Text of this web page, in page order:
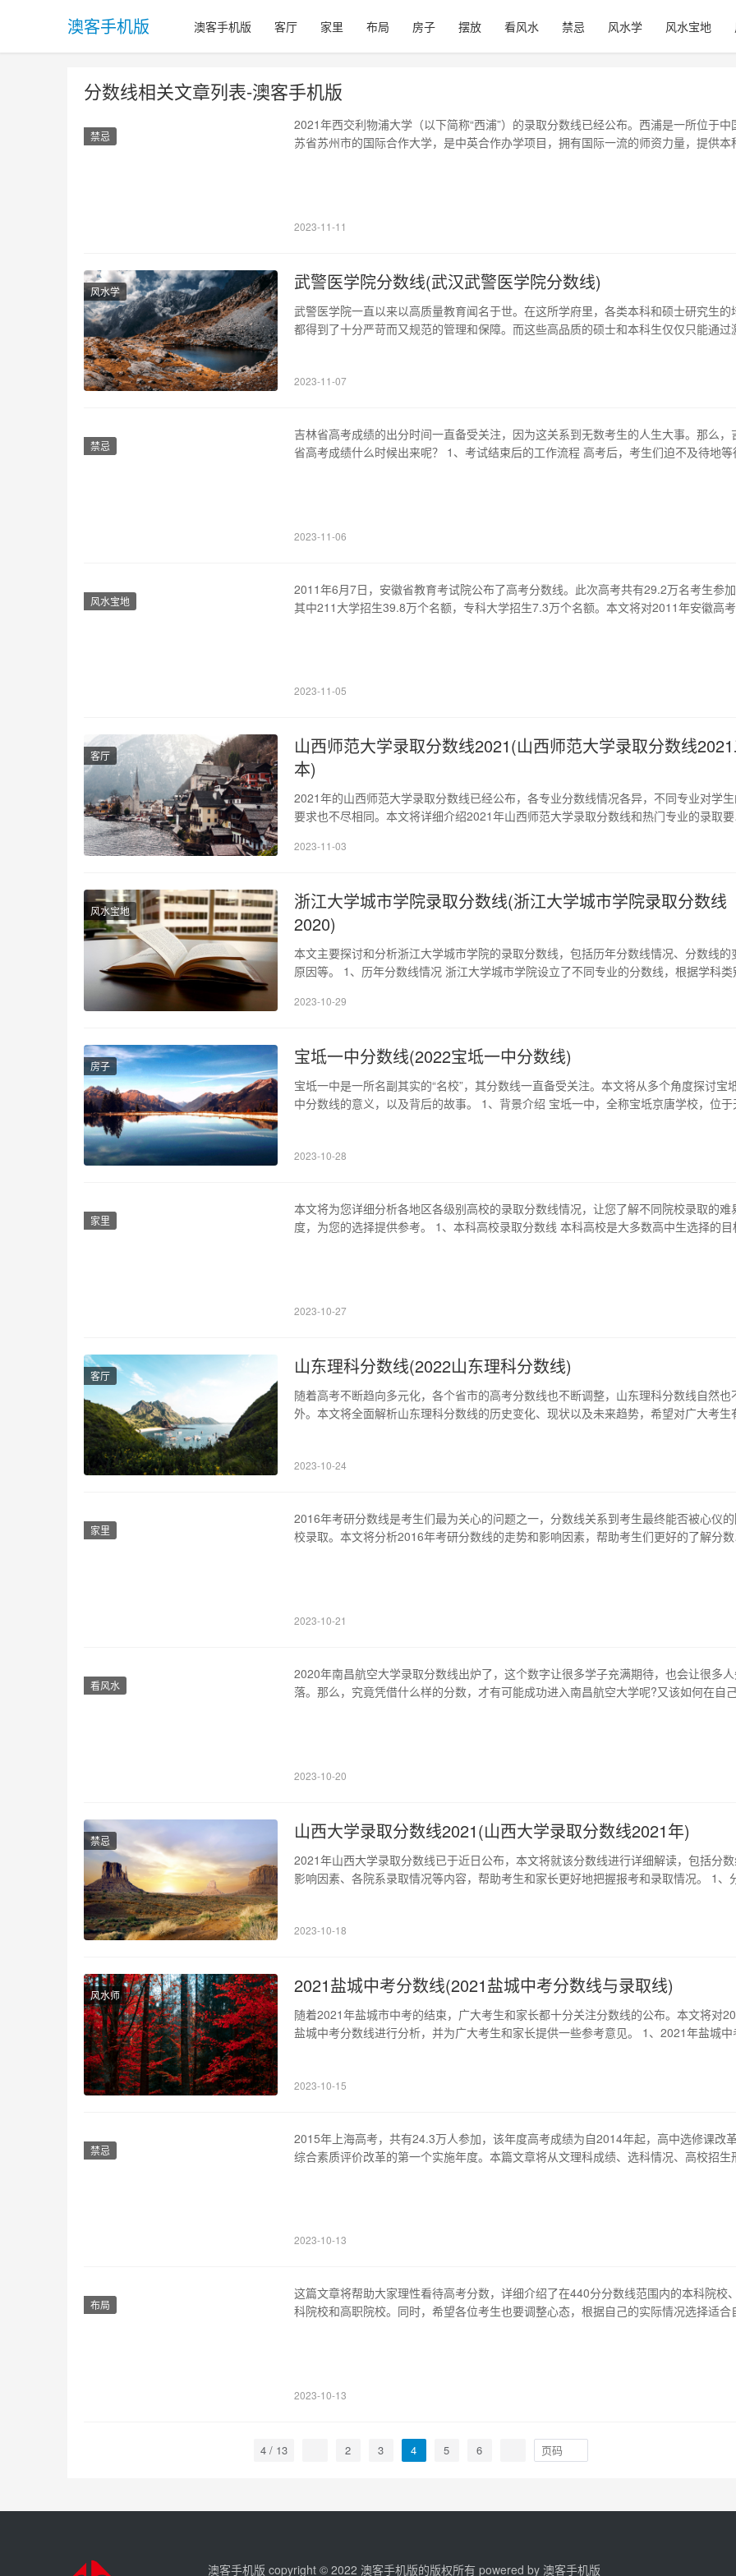
澳客手机版 澳客手机版 客厅 家里 布局 房子 摆放 看风水 禁忌 风水学 风水宝地
分数线相关文章列表-澳客手机版
禁忌
2021年西交利物浦大学（以下简称“西浦”）的录取分数线已经公布。西浦是一所位于中
苏省苏州市的国际合作大学，是中英合作办学项目，拥有国际一流的师资力量，提供本
2023-11-11
风水学 武警医学院分数线(武汉武警医学院分数线)
武警医学院一直以来以高质量教育闻名于世。在这所学府里，各类本科和硕士研究生的
都得到了十分严苛而又规范的管理和保障。而这些高品质的硕士和本科生仅仅只能通过
而言都是一场生死局，这也包含了那些想…
2023-11-07
禁忌
吉林省高考成绩的出分时间一直备受关注，因为这关系到无数考生的人生大事。那么，
省高考成绩什么时候出来呢？ 1、考试结束后的工作流程 高考后，考生们迫不及待地等
2023-11-06
风水宝地
2011年6月7日，安徽省教育考试院公布了高考分数线。此次高考共有29.2万名考生参加
其中211大学招生39.8万个名额，专科大学招生7.3万个名额。本文将对2011年安徽高
2023-11-05
客厅
山西师范大学录取分数线2021(山西师范大学录取分数线
本)
2021年的山西师范大学录取分数线已经公布，各专业分数线情况各异，不同专业对学
要求也不尽相同。本文将详细介绍2021年山西师范大学录取分数线和热门专业的录取要
中录取标准如下：一本线560分，二本线470分，专科线320分。其中，历史专业和汉语
2023-11-03
风水宝地
浙江大学城市学院录取分数线(浙江大学城市学院录取分数线
2020)
本文主要探讨和分析浙江大学城市学院的录取分数线，包括历年分数线情况、分数线的
原因等。 1、历年分数线情况 浙江大学城市学院设立了不同专业的分数线，根据学科类
500分以上。 2、分数线的变化原因 浙江大学城市学院录取分数线的变化与多种因素有关
2023-10-29
房子 宝坻一中分数线(2022宝坻一中分数线)
宝坻一中是一所名副其实的“名校”，其分数线一直备受关注。本文将从多个角度探讨宝
中分数线的意义，以及背后的故事。 1、背景介绍 宝坻一中，全称宝坻京唐学校，位于
来，一直被视为通往成功的捷径。其…
2023-10-28
家里
本文将为您详细分析各地区各级别高校的录取分数线情况，让您了解不同院校录取的难
度，为您的选择提供参考。 1、本科高校录取分数线 本科高校是大多数高中生选择的目
2023-10-27
客厅 山东理科分数线(2022山东理科分数线)
随着高考不断趋向多元化，各个省市的高考分数线也不断调整，山东理科分数线自然也
外。本文将全面解析山东理科分数线的历史变化、现状以及未来趋势，希望对广大考生
分数线为606分，二本分数线…
2023-10-24
家里
2016年考研分数线是考生们最为关心的问题之一，分数线关系到考生最终能否被心仪
校录取。本文将分析2016年考研分数线的走势和影响因素，帮助考生们更好的了解分
2023-10-21
看风水
2020年南昌航空大学录取分数线出炉了，这个数字让很多学子充满期待，也会让很多
落。那么，究竟凭借什么样的分数，才有可能成功进入南昌航空大学呢?又该如何在自
2023-10-20
禁忌 山西大学录取分数线2021(山西大学录取分数线2021年)
2021年山西大学录取分数线已于近日公布，本文将就该分数线进行详细解读，包括分
影响因素、各院系录取情况等内容，帮助考生和家长更好地把握报考和录取情况。 1、
划有关，招生计划充足的院系分数线可能会…
2023-10-18
风水师 2021盐城中考分数线(2021盐城中考分数线与录取线)
随着2021年盐城市中考的结束，广大考生和家长都十分关注分数线的公布。本文将对
盐城中考分数线进行分析，并为广大考生和家长提供一些参考意见。 1、2021年盐城中
定，盐城市中考…
2023-10-15
禁忌
2015年上海高考，共有24.3万人参加，该年度高考成绩为自2014年起，高中选修课改
综合素质评价改革的第一个实施年度。本篇文章将从文理科成绩、选科情况、高校招生
2023-10-13
布局
这篇文章将帮助大家理性看待高考分数，详细介绍了在440分分数线范围内的本科院校
科院校和高职院校。同时，希望各位考生也要调整心态，根据自己的实际情况选择适合
2023-10-13
4 / 13 2 3 4 5 6
澳客手机版 copyright © 2022 澳客手机版的版权所有 powered by 澳客手机版